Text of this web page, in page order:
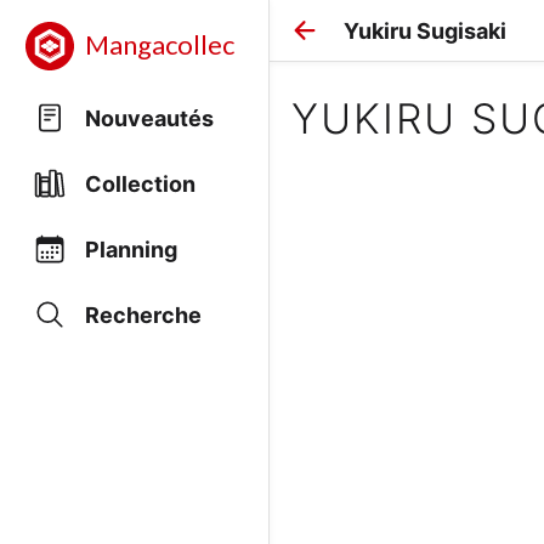
Mangacollec
Nouveautés
Collection
Planning
Recherche
Yukiru Sugisaki
YUKIRU